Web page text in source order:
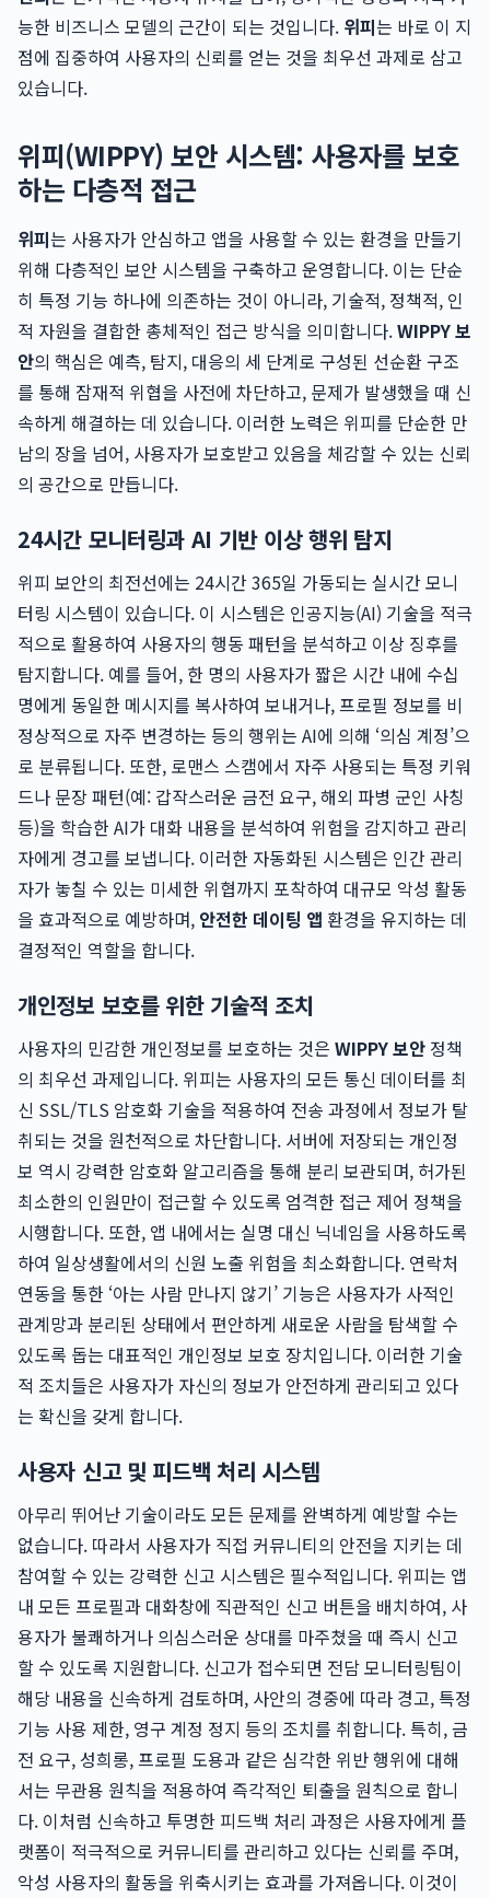
능한 비즈니스 모델의 근간이 되는 것입니다. 위피는 바로 이 지
점에 집중하여 사용자의 신뢰를 얻는 것을 최우선 과제로 삼고
있습니다.
위피(WIPPY) 보안 시스템: 사용자를 보호
하는 다층적 접근
위피는 사용자가 안심하고 앱을 사용할 수 있는 환경을 만들기
위해 다층적인 보안 시스템을 구축하고 운영합니다. 이는 단순
히 특정 기능 하나에 의존하는 것이 아니라, 기술적, 정책적, 인
적 자원을 결합한 총체적인 접근 방식을 의미합니다.WIPPY 보
안의 핵심은 예측, 탐지, 대응의 세 단계로 구성된 선순환 구조
를 통해 잠재적 위협을 사전에 차단하고, 문제가 발생했을 때 신
속하게 해결하는 데 있습니다. 이러한 노력은 위피를 단순한 만
남의 장을 넘어, 사용자가 보호받고 있음을 체감할 수 있는 신뢰
의 공간으로 만듭니다.
24시간 모니터링과 AI 기반 이상 행위 탐지
위피 보안의 최전선에는 24시간 365일 가동되는 실시간 모니
터링 시스템이 있습니다. 이 시스템은 인공지능(AI) 기술을 적극
적으로 활용하여 사용자의 행동 패턴을 분석하고 이상 징후를
탐지합니다. 예를 들어, 한 명의 사용자가 짧은 시간 내에 수십
명에게 동일한 메시지를 복사하여 보내거나, 프로필 정보를 비
정상적으로 자주 변경하는 등의 행위는 AI에 의해 ‘의심 계정’으
로 분류됩니다. 또한, 로맨스 스캠에서 자주 사용되는 특정 키워
드나 문장 패턴(예: 갑작스러운 금전 요구, 해외 파병 군인 사칭
등)을 학습한 AI가 대화 내용을 분석하여 위험을 감지하고 관리
자에게 경고를 보냅니다. 이러한 자동화된 시스템은 인간 관리
자가 놓칠 수 있는 미세한 위협까지 포착하여 대규모 악성 활동
을 효과적으로 예방하며, 안전한 데이팅 앱 환경을 유지하는 데
결정적인 역할을 합니다.
개인정보 보호를 위한 기술적 조치
사용자의 민감한 개인정보를 보호하는 것은 WIPPY 보안 정책
의 최우선 과제입니다. 위피는 사용자의 모든 통신 데이터를 최
신 SSL/TLS 암호화 기술을 적용하여 전송 과정에서 정보가 탈
취되는 것을 원천적으로 차단합니다. 서버에 저장되는 개인정
보 역시 강력한 암호화 알고리즘을 통해 분리 보관되며, 허가된
최소한의 인원만이 접근할 수 있도록 엄격한 접근 제어 정책을
시행합니다. 또한, 앱 내에서는 실명 대신 닉네임을 사용하도록
하여 일상생활에서의 신원 노출 위험을 최소화합니다. 연락처
연동을 통한 ‘아는 사람 만나지 않기’ 기능은 사용자가 사적인
관계망과 분리된 상태에서 편안하게 새로운 사람을 탐색할 수
있도록 돕는 대표적인 개인정보 보호 장치입니다. 이러한 기술
적 조치들은 사용자가 자신의 정보가 안전하게 관리되고 있다
는 확신을 갖게 합니다.
사용자 신고 및 피드백 처리 시스템
아무리 뛰어난 기술이라도 모든 문제를 완벽하게 예방할 수는
없습니다. 따라서 사용자가 직접 커뮤니티의 안전을 지키는 데
참여할 수 있는 강력한 신고 시스템은 필수적입니다. 위피는 앱
내 모든 프로필과 대화창에 직관적인 신고 버튼을 배치하여, 사
용자가 불쾌하거나 의심스러운 상대를 마주쳤을 때 즉시 신고
할 수 있도록 지원합니다. 신고가 접수되면 전담 모니터링팀이
해당 내용을 신속하게 검토하며, 사안의 경중에 따라 경고, 특정
기능 사용 제한, 영구 계정 정지 등의 조치를 취합니다. 특히, 금
전 요구, 성희롱, 프로필 도용과 같은 심각한 위반 행위에 대해
서는 무관용 원칙을 적용하여 즉각적인 퇴출을 원칙으로 합니
다. 이처럼 신속하고 투명한 피드백 처리 과정은 사용자에게 플
랫폼이 적극적으로 커뮤니티를 관리하고 있다는 신뢰를 주며,
악성 사용자의 활동을 위축시키는 효과를 가져옵니다. 이것이